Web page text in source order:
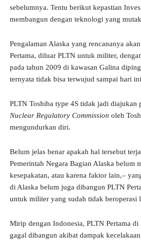
sebelumnya. Tentu berikut kepastian
membangun dengan teknologi yang
Pengalaman Alaska yang rencananya
Pertama, diluar PLTN untuk militer,
pada tahun 2009 di kawasan Galina
ternyata tidak bisa terwujud sampai hari
PLTN Toshiba type 4S tidak jadi diajukan
Nuclear Regulatory Commission oleh
mengundurkan diri.
Belum jelas benar apakah hal tersebut
Pemerintah Negara Bagian Alaska belum
kesepakatan, atau karena faktor lain,–
di Alaska belum juga dibangun PLTN
untuk militer yang sudah tidak beroperasi
Mirip dengan Indonesia, PLTN Pertama di
gagal dibangun akibat dampak